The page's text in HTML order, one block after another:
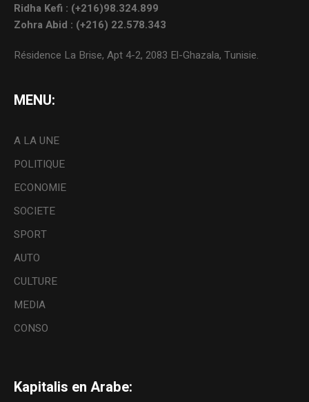
Ridha Kefi : (+216)98.324.899
Zohra Abid : (+216) 22.578.343
Résidence La Brise, Apt 4-2, 2083 El-Ghazala, Tunisie.
MENU:
A LA UNE
POLITIQUE
ECONOMIE
SOCIETE
SPORT
AUTO
CULTURE
MEDIA
CONSO
Kapitalis en Arabe: